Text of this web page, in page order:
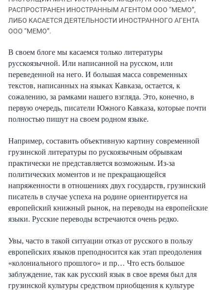
ЗАСТАВЛЯЕТ
МОБИЛИЗАЦИЯ И ПРОТЕСТЫ
Дагестан
Ингушетия
Калмыкия
Карачаево-Черкесия
Краснодарский край
Нагорный Карабах
Российская Федерация
Северная Осетия - Алания
СКФО
Ставропольский край
Чечня
Южная Осетия
Южный Кавказ
РАСПРОСТРАНЕН ИНОСТРАННЫМ АГЕНТОМ ООО “МЕМО”,
ЛИБО КАСАЕТСЯ ДЕЯТЕЛЬНОСТИ ИНОСТРАННОГО АГЕНТА
ООО “МЕМО”.
В своем блоге мы касаемся только литературы
русскоязычной. Или написанной на русском, или
переведенной на него. И большая масса современных
текстов, написанных на языках Кавказа, остается, к
сожалению, за рамками нашего взгляда. Это, конечно, в
первую очередь, писатели Южного Кавказа, которые почти
полностью пишут на своем родном языке.
Например, составить объективную картину современной
грузинской литературы по рускоязычным обрывкам
практически не представляется возможным. Из-за
политических моментов и не прекращающейся
напряженности в отношениях двух государств, грузинский
писатель в случае успеха на родине ориентируется на
европейский книжный рынок, на переводы на европейские
языки. Русские переводы встречаются очень редко.
Увы, часто в такой ситуации отказ от русского в пользу
европейских языков преподносится как этап преодоления
«колониального прошлого» и пр… Что есть большое
заблуждение, так как русский язык в свое время был для
грузинской культуры средством приобщения к культуре